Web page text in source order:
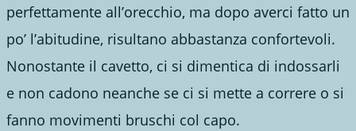
perfettamente all’orecchio, ma dopo averci fatto un
po’ l’abitudine, risultano abbastanza confortevoli.
Nonostante il cavetto, ci si dimentica di indossarli
e non cadono neanche se ci si mette a correre o si
fanno movimenti bruschi col capo.